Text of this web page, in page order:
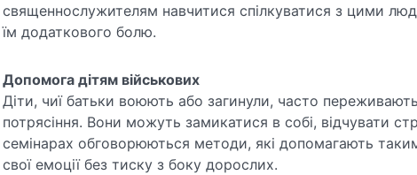
священнослужителям навчитися спілкуватися з цими
їм додаткового болю.
Допомога дітям військових
Діти, чиї батьки воюють або загинули, часто переживають
потрясіння. Вони можуть замикатися в собі, відчувати
семінарах обговорюються методи, які допомагають
свої емоції без тиску з боку дорослих.